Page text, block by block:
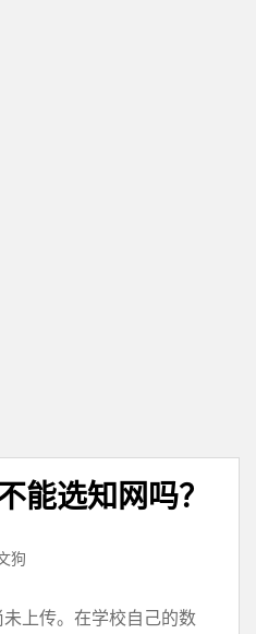
能选知网吗？
狗
上传。在学校自己的数